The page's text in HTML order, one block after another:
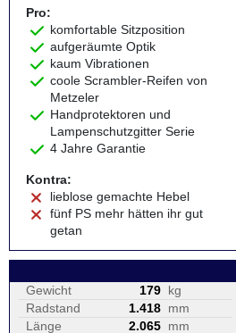
Pro:
komfortable Sitzposition
aufgeräumte Optik
kaum Vibrationen
coole Scrambler-Reifen von
Metzeler
Handprotektoren und
Lampenschutzgitter Serie
4 Jahre Garantie
Kontra:
lieblose gemachte Hebel
fünf PS mehr hätten ihr gut
getan
Gewicht 179 kg
Radstand
1.418 mm
Länge
2.065 mm